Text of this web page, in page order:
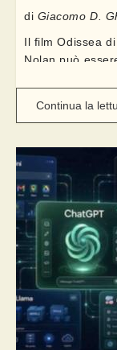
di Giacomo D.
Il film Odissea
Nolan può
quasi tre ore di
classico “filmone
hollywoodiano”
azione, di ...
Continua la